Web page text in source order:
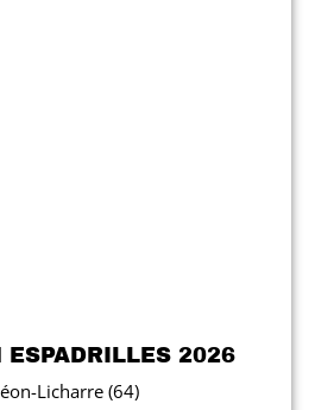
ESPADRILLES 2026
Licharre (64)